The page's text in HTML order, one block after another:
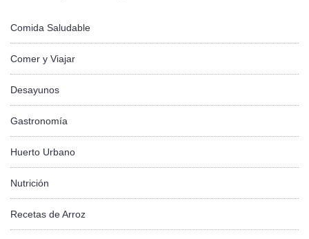
Comida Saludable
Comer y Viajar
Desayunos
Gastronomía
Huerto Urbano
Nutrición
Recetas de Arroz